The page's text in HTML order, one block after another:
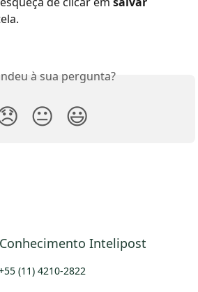
à sua pergunta?
😐 😃
(11) 4210-2822